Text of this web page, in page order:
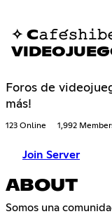
✧
Foros de
más!
123 Online 1,992
Join Server
ABOUT
Somos una